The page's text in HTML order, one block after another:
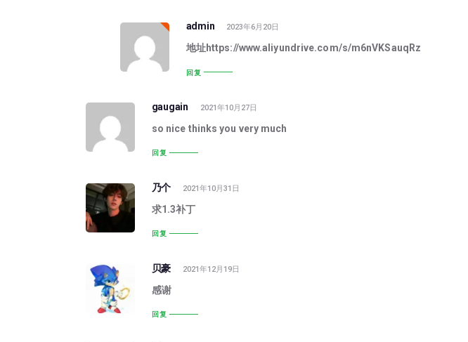
admin 2023年6月20日
地址https://www.aliyundrive.com/s/m6nVKSauqRz
回复
gaugain 2021年10月27日
so nice thinks you very much
回复
乃个 2021年10月31日
求1.3补丁
回复
贝豪 2021年12月19日
感谢
回复